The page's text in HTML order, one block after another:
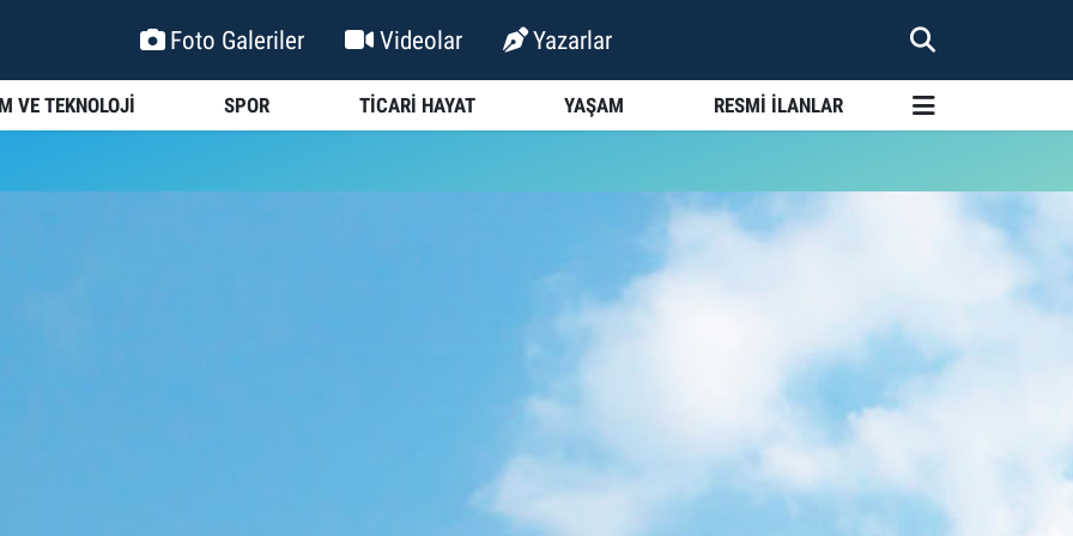
Foto Galeriler Videolar Yazarlar
VE TEKNOLOJİ SPOR TİCARİ HAYAT YAŞAM RESMİ İLANLAR